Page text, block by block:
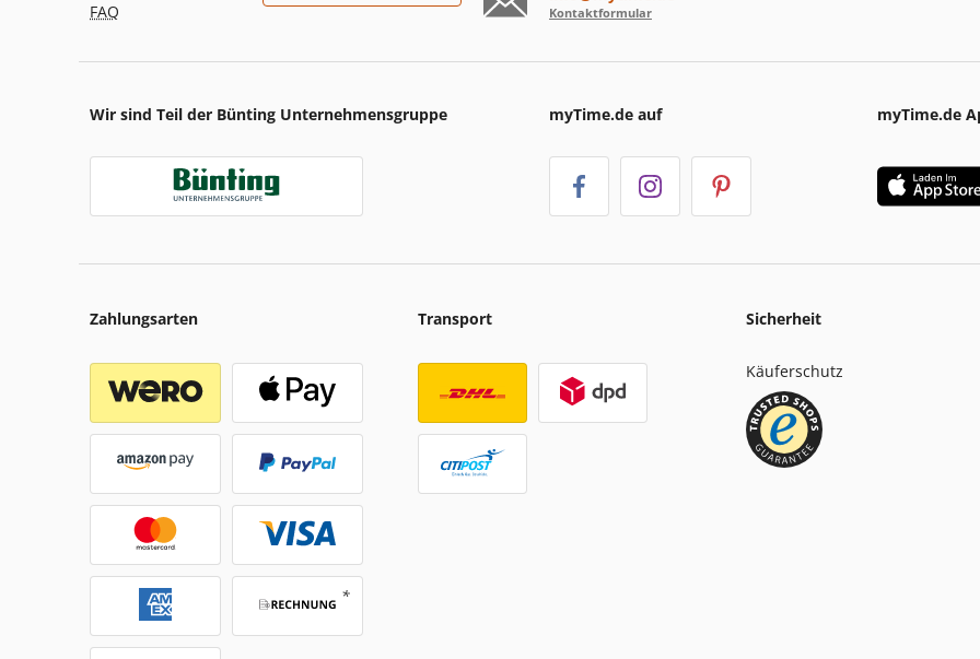
FAQ
Kontaktformular
Wir sind Teil der Bünting Unternehmensgruppe myTime.de auf myTime.de
Zahlungsarten Transport Sicherheit
Käuferschutz